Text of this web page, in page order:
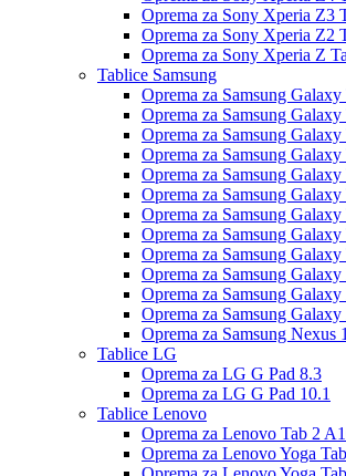
Oprema za Sony Xperia Z3
Oprema za Sony Xperia Z2
Oprema za Sony Xperia Z
Tablice Samsung
Oprema za Samsung
Oprema za Samsung
Oprema za Samsung
Oprema za Samsung
Oprema za Samsung Galaxy
Oprema za Samsung Galaxy
Oprema za Samsung
Oprema za Samsung Galaxy
Oprema za Samsung
Oprema za Samsung
Oprema za Samsung Galaxy
Oprema za Samsung
Oprema za Samsung Nexus
Tablice LG
Oprema za LG G Pad 8.3
Oprema za LG G Pad 10.1
Tablice Lenovo
Oprema za Lenovo Tab 2
Oprema za Lenovo Yoga